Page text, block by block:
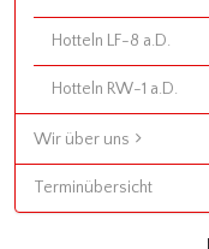
Hotteln LF-8 a.D.
Hotteln RW-1 a.D.
Wir über uns
Terminübersicht